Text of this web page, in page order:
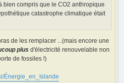
bien compris que le CO2 anthropique
catastrophe climatique était
de les remplacer ...(mais encore une
plus d'électricité renouvelable non
de fossiles !)
Énergie_en_Islande